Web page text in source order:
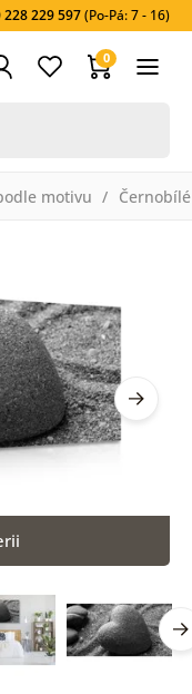
228 229 597(Po-Pá: 7 - 16)
0
motivu